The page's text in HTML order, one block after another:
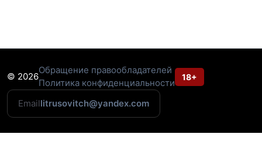
© 2026
Обращение правообладателей
Политика конфиденциальности
18+
Emaillitrusovitch@yandex.com